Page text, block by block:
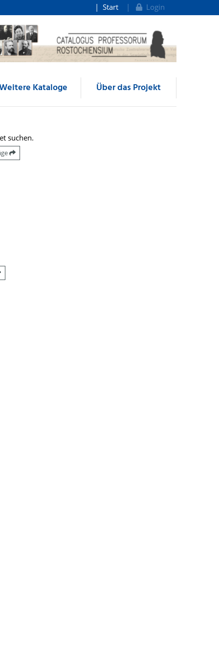
Start Login
Kataloge Über das Projekt
suchen.